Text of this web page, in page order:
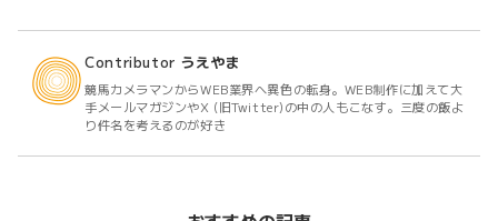
Contributor うえやま
競馬カメラマンからWEB業界へ異色の転身。WEB制作に加えて大
手メールマガジンやX (旧Twitter)の中の人もこなす。三度の飯よ
り件名を考えるのが好き